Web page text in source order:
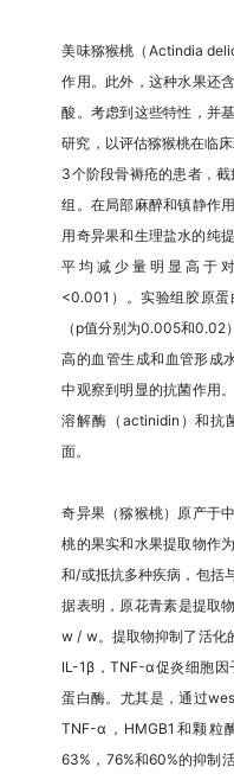
美味猕猴桃（Actindia
作用。此外，这种水果还
酸。考虑到这些特性，并
研究，以评估猕猴桃在临
3个阶段骨褥疮的患者，
组。在局部麻醉和镇静作
用奇异果和生理盐水的纯
平均减少量明显高于
<0.001）。实验组胶原
（p值分别为0.005和0.02
高的血管生成和血管形成
中观察到明显的抗菌作用
溶解酶（actinidin）和抗
面。
奇异果（猕猴桃）原产于
桃的果实和水果提取物作
和/或抵抗多种疾病，包括
据表明，原花青素是提取
w / w。提取物抑制了活化
IL-1β，TNF-α促炎细胞因
蛋白酶。尤其是，通过
TNF-α，HMGB1和颗粒
63%，76%和60%的抑制